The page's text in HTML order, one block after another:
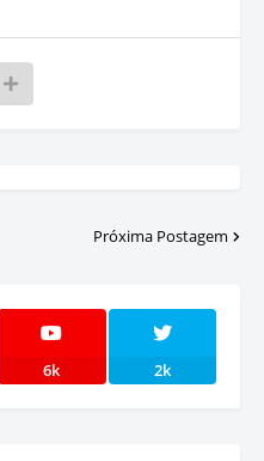
Próxima Postagem
6k 2k